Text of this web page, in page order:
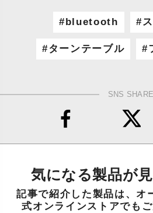
bluetooth
ターンテーブル
SNS SHARE
気になる製品が
記事で紹介した製品は、オ
式オンラインストアでも